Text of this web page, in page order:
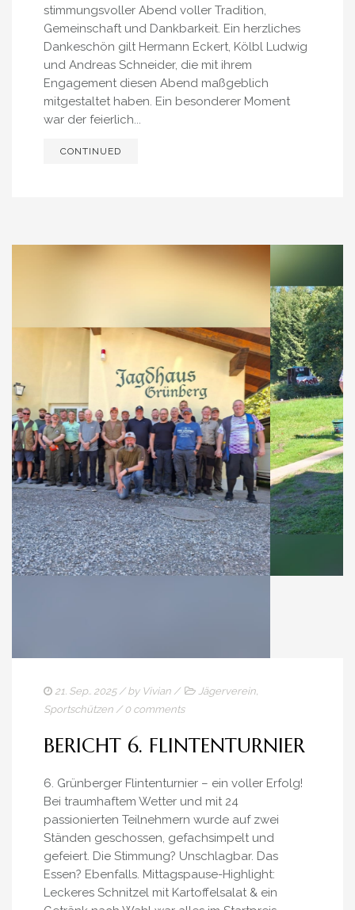
stimmungsvoller Abend voller Tradition,
Gemeinschaft und Dankbarkeit. Ein herzliches
Dankeschön gilt Hermann Eckert, Kölbl Ludwig
und Andreas Schneider, die mit ihrem
Engagement diesen Abend maßgeblich
mitgestaltet haben. Ein besonderer Moment
war der feierlich...
CONTINUED
21. Sep.. 2025/ by Vivian / Jägerverein,
Sportschützen / 0 comments
BERICHT 6. FLINTENTURNIER
6. Grünberger Flintenturnier – ein voller Erfolg!
Bei traumhaftem Wetter und mit 24
passionierten Teilnehmern wurde auf zwei
Ständen geschossen, gefachsimpelt und
gefeiert. Die Stimmung? Unschlagbar. Das
Essen? Ebenfalls. Mittagspause-Highlight:
Leckeres Schnitzel mit Kartoffelsalat & ein